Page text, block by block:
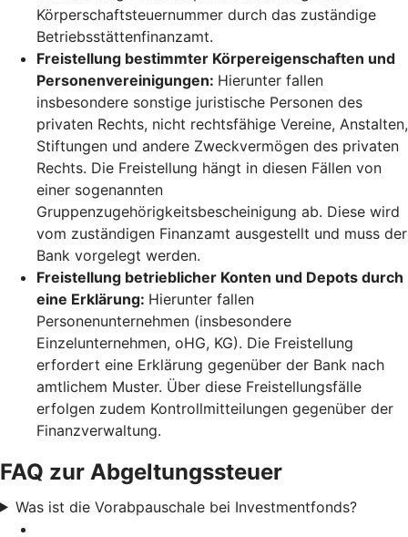
Körperschaftsteuernummer durch das zuständige
Betriebsstättenfinanzamt.
Freistellung bestimmter Körpereigenschaften und
Personenvereinigungen: Hierunter fallen
insbesondere sonstige juristische Personen des
privaten Rechts, nicht rechtsfähige Vereine, Anstalten,
Stiftungen und andere Zweckvermögen des privaten
Rechts. Die Freistellung hängt in diesen Fällen von
einer sogenannten
Gruppenzugehörigkeitsbescheinigung ab. Diese wird
vom zuständigen Finanzamt ausgestellt und muss der
Bank vorgelegt werden.
Freistellung betrieblicher Konten und Depots durch
eine Erklärung: Hierunter fallen
Personenunternehmen (insbesondere
Einzelunternehmen, oHG, KG). Die Freistellung
erfordert eine Erklärung gegenüber der Bank nach
amtlichem Muster. Über diese Freistellungsfälle
erfolgen zudem Kontrollmitteilungen gegenüber der
Finanzverwaltung.
FAQ zur Abgeltungssteuer
Was ist die Vorabpauschale bei Investmentfonds?